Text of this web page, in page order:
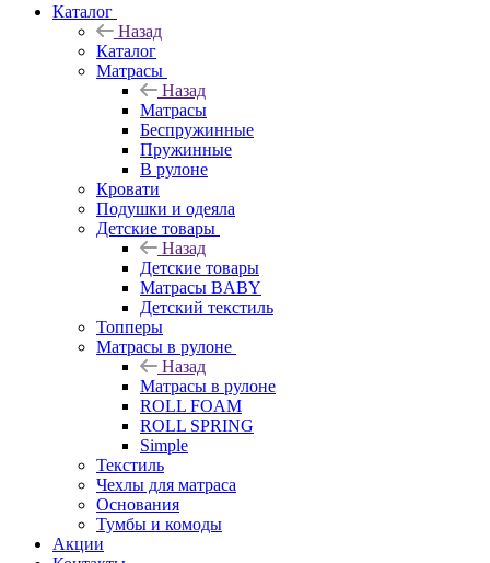
Каталог
Назад
Каталог
Матрасы
Назад
Матрасы
Беспружинные
Пружинные
В рулоне
Кровати
Подушки и одеяла
Детские товары
Назад
Детские товары
Матрасы BABY
Детский текстиль
Топперы
Матрасы в рулоне
Назад
Матрасы в рулоне
ROLL FOAM
ROLL SPRING
Simple
Текстиль
Чехлы для матраса
Основания
Тумбы и комоды
Акции